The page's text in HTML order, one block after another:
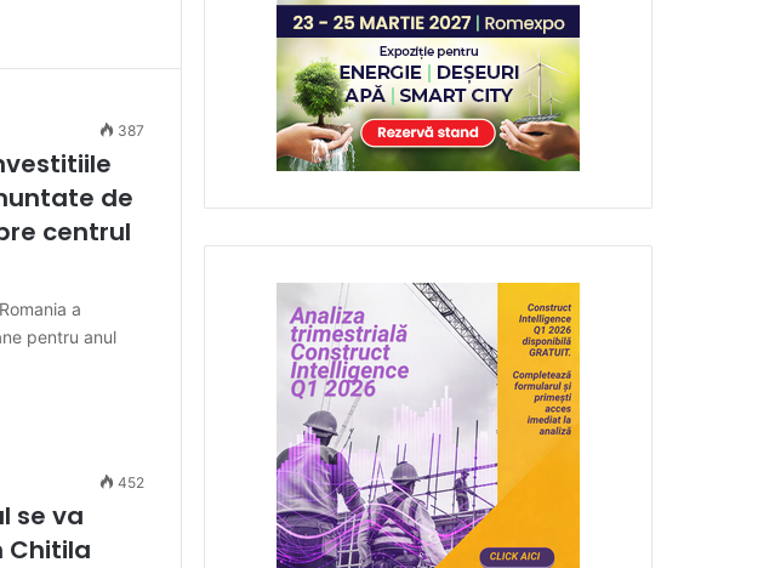
387
de
centrul
a
pentru anul
452
se va
Chitila